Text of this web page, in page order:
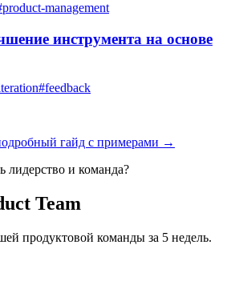
product-management
инструмента на основе
#feedback
гайд с примерами →
лидерство и команда?
Team
продуктовой команды за 5 недель.